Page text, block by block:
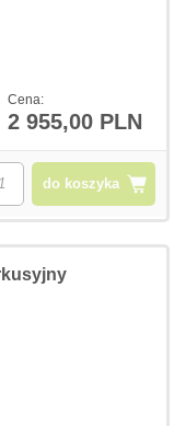
Cena:
2 955,00 PLN
do koszyka